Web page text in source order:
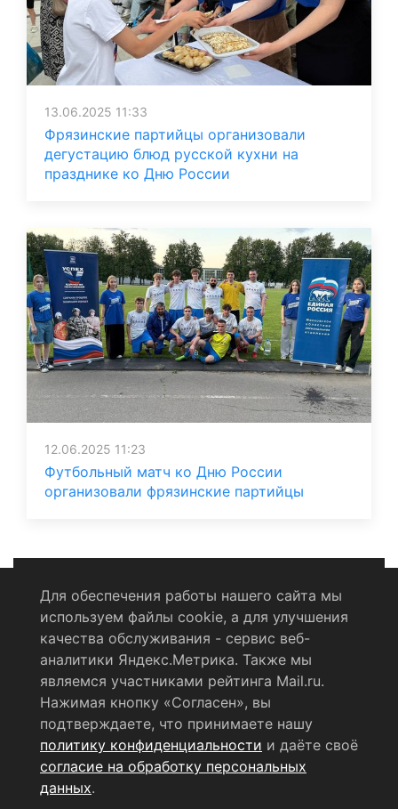
13.06.2025 11:33
Фрязинские партийцы организовали
дегустацию блюд русской кухни на
празднике ко Дню России
12.06.2025 11:23
Футбольный матч ко Дню России
организовали фрязинские партийцы
Политика конфиденциальности
Согласие на обработку персональных данных
RSS-лента
© 2004 - 2026 Сетевое издание Щёлковское ТВ.
Свидетельство о регистрации СМИ
ЭЛ № ФС 77 - 79754 от 07.12.2020 г.
Для обеспечения работы нашего сайта мы
используем файлы cookie, а для улучшения
качества обслуживания - сервис веб-
аналитики Яндекс.Метрика. Также мы
являемся участниками рейтинга Mail.ru.
Нажимая кнопку «Согласен», вы
подтверждаете, что принимаете нашу
политику конфиденциальности и даёте своё
согласие на обработку персональных
данных.